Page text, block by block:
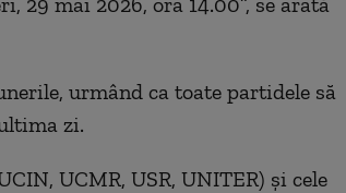
urmând ca toate partidele să
zi.
UCMR, USR, UNITER) şi cele